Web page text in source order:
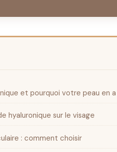
et pourquoi votre peau en
hyaluronique sur le visage
: comment choisir